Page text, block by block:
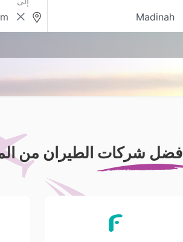
أفضل شركات الطيران من